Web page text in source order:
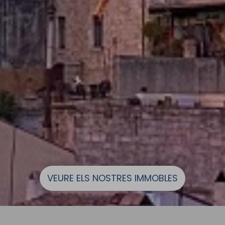
VEURE ELS NOSTRES IMMOBLES